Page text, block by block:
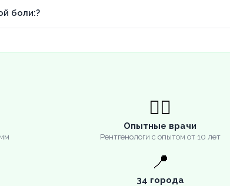
боли:?
👨‍⚕️
Опытные врачи
Рентгенологи с опытом от 10 лет
📍
34 города